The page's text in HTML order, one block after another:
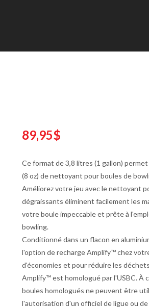
89,95$
Ce format de 3,8 litres (1 gallon)
(8 oz) de nettoyant pour boules de
Améliorez votre jeu avec le nettoyant
dégraissants éliminent facilement les
votre boule impeccable et prête à
bowling.
Conditionné dans un flacon en
l'option de recharge Amplify™ chez
d'économies et pour réduire les
Amplify™ est homologué par l'USBC.
boules homologués ne peuvent être
l'autorisation d'un officiel de ligue ou